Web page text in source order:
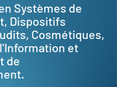
Systèmes de
Dispositifs
Cosmétiques,
et
de